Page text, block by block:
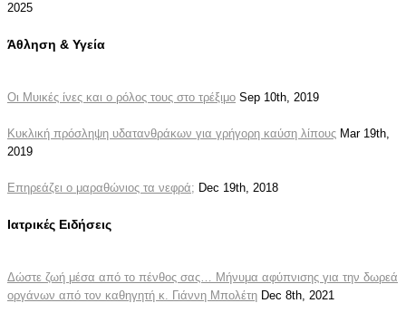
2025
Άθληση & Υγεία
Οι Μυικές ίνες και ο ρόλος τους στο τρέξιμο Sep 10th, 2019
Κυκλική πρόσληψη υδατανθράκων για γρήγορη καύση λίπους Mar 19th,
2019
Επηρεάζει ο μαραθώνιος τα νεφρά; Dec 19th, 2018
Ιατρικές Ειδήσεις
Δώστε ζωή μέσα από το πένθος σας… Μήνυμα αφύπνισης για την δωρεά
οργάνων από τον καθηγητή κ. Γιάννη Μπολέτη Dec 8th, 2021